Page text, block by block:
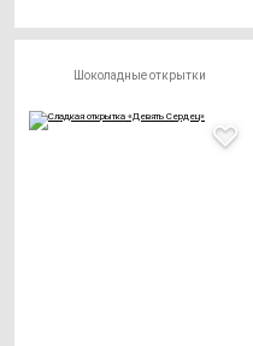
Шоколадные открытки